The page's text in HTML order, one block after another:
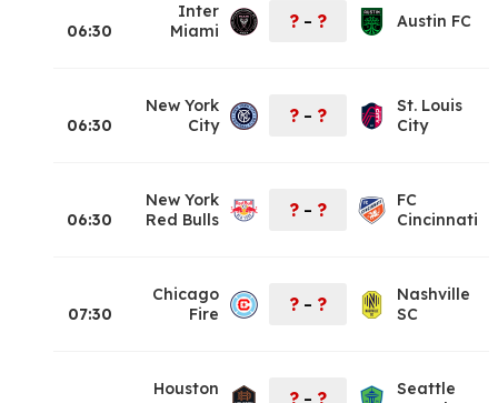
06:30
Inter
Miami
? – ? Austin FC
06:30
New York
City
? – ?
St. Louis
City
06:30
New York
Red Bulls
? – ?
FC
Cincinnati
07:30
Chicago
Fire
? – ?
Nashville
SC
Houston
–
Seattle